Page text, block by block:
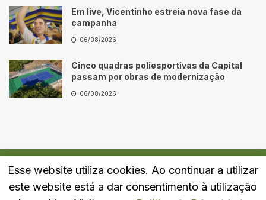
Em live, Vicentinho estreia nova fase da
campanha
06/08/2026
Cinco quadras poliesportivas da Capital
passam por obras de modernização
06/08/2026
Quem Somos Fale Conosco Política de Privacidade
Esse website utiliza cookies. Ao continuar a utilizar
este website está a dar consentimento à utilização